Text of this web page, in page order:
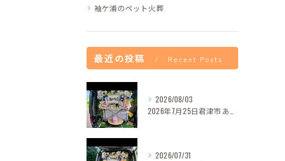
袖ケ浦のペット火葬
最近の投稿 Recent Posts
2026/08/03
2026年7月25日君津市あずきちゃんご葬儀
2026/07/31